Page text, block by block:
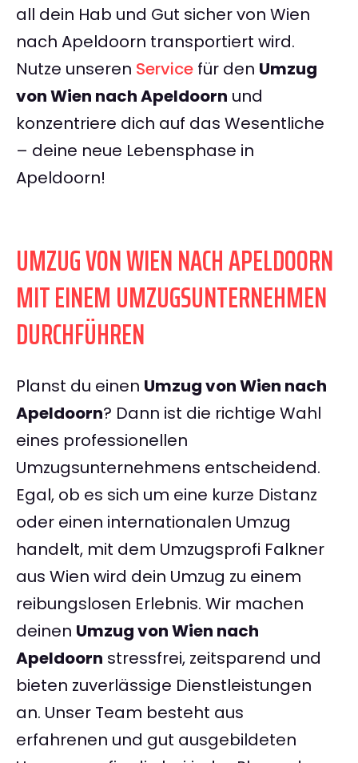
all dein Hab und Gut sicher von Wien
nach Apeldoorn transportiert wird.
Nutze unseren Service für den Umzug
von Wien nach Apeldoorn und
konzentriere dich auf das Wesentliche
– deine neue Lebensphase in
Apeldoorn!
UMZUG VON WIEN NACH APELDOORN
MIT EINEM UMZUGSUNTERNEHMEN
DURCHFÜHREN
Planst du einen Umzug von Wien nach
Apeldoorn? Dann ist die richtige Wahl
eines professionellen
Umzugsunternehmens entscheidend.
Egal, ob es sich um eine kurze Distanz
oder einen internationalen Umzug
handelt, mit dem Umzugsprofi Falkner
aus Wien wird dein Umzug zu einem
reibungslosen Erlebnis. Wir machen
deinen Umzug von Wien nach
Apeldoorn stressfrei, zeitsparend und
bieten zuverlässige Dienstleistungen
an. Unser Team besteht aus
erfahrenen und gut ausgebildeten